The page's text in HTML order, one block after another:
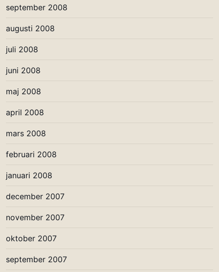
september 2008
augusti 2008
juli 2008
juni 2008
maj 2008
april 2008
mars 2008
februari 2008
januari 2008
december 2007
november 2007
oktober 2007
september 2007